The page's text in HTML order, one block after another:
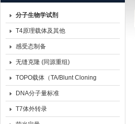
北京诺博莱德科技有限公司
分子生物学试剂
T4原理载体及其他
感受态制备
无缝克隆 (同源重组)
TOPO载体（TA/Blunt Cloning
Kit）
DNA分子量标准
T7体外转录